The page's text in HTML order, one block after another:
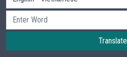
Translate